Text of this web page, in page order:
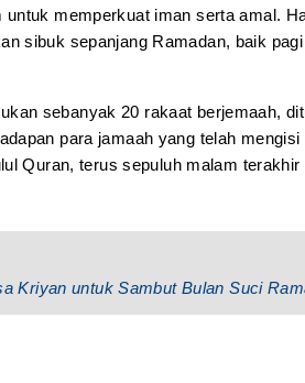
memperkuat iman serta amal.
sibuk sepanjang Ramadan, baik
sebanyak 20 rakaat berjemaah,
para jamaah yang telah mengisi
Quran, terus sepuluh malam terakhir
Kriyan untuk Sambut Bulan Suci